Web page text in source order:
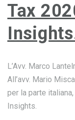
Tax
L’Avv. Marco
All’avv. Mario
per la parte
Insights.